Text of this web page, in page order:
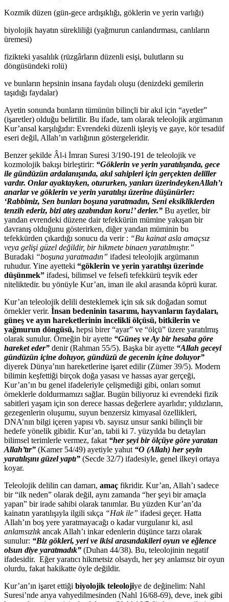
Kozmik düzen (gün-gece ardışıklığı, göklerin ve yerin varlığı)
biyolojik hayatın sürekliliği (yağmurun canlandırması, canlıların
üremesi)
fizikteki yasalılık (rüzgârların düzenli esişi, bulutların su
döngüsündeki rolü)
ve bunların hepsinin insana faydalı oluşu (denizdeki gemilerin
taşıdığı faydalar)
Ayetin sonunda bunların tümünün bilinçli bir akıl için “ayetler”
(işaretler) olduğu belirtilir. Bu ifade, tam olarak teleolojik argümanın
Kur’ansal karşılığıdır: Evrendeki düzenli işleyiş ve gaye, kör tesadüf
eseri değil, Allah’ın varlığının göstergeleridir.
Benzer şekilde Âl-i İmran Suresi 3/190-191 de teleolojik ve
kozmolojik bakışı birleştirir: “Göklerin ve yerin yaratılışında, gece
ile gündüzün ardalanışında, akıl sahipleri için gerçekten deliller
vardır. Onlar ayaktayken, otururken, yanları üzerindeykenAllah’ı
anarlar ve göklerin ve yerin yaratılışı üzerine düşünürler:
‘Rabbimiz, Sen bunları boşuna yaratmadın, Seni eksikliklerden
tenzih ederiz, bizi ateş azabından koru!’ derler.” Bu ayetler, bir
yandan evrendeki düzene dair tefekkürün mümine yakışan bir
davranış olduğunu gösterirken, diğer yandan müminin bu
tefekkürden çıkardığı sonucu da verir : “Bu kainat asla amaçsız
veya gelişi güzel değildir, bir hikmete binaen yaratılmıştır.”
Buradaki “boşuna yaratmadın” ifadesi teleolojik argümanın
ruhudur. Yine ayetteki “göklerin ve yerin yaratılışı üzerinde
düşünmek” ifadesi, bilimsel ve felsefi tefekkürü teşvik eder
niteliktedir. bu yönüyle Kur’an, iman ile akıl arasında köprü kurar.
Kur’an teleolojik delili desteklemek için sık sık doğadan somut
örnekler verir. İnsan bedeninin tasarımı, hayvanların faydaları,
güneş ve ayın hareketlerinin incelikli ölçüsü, bitkilerin ve
yağmurun döngüsü, hepsi birer “ayar” ve “ölçü” üzere yaratılmış
olarak sunulur. Örneğin bir ayette “Güneş ve Ay bir hesaba göre
hareket eder” denir (Rahman 55/5). Başka bir ayette “Allah geceyi
gündüzün içine doluyor, gündüzü de gecenin içine doluyor”
diyerek Dünya’nın hareketlerine işaret edilir (Zümer 39/5). Modern
bilimin keşfettiği birçok doğa yasası ve hassas ayar gerçeği,
Kur’an’ın bu genel ifadeleriyle çelişmediği gibi, onları somut
örneklerle doldurmamızı sağlar. Bugün biliyoruz ki evrendeki fizik
sabitleri yaşam için son derece hassas değerlere ayarlıdır; yıldızların,
gezegenlerin oluşumu, suyun benzersiz kimyasal özellikleri,
DNA’nın bilgi içeren yapısı vb. sayısız unsur sanki bilinçli bir
hedefe yönelik gibidir. Kur’an, tabii ki 7. yüzyılda bu detayları
bilimsel terimlerle vermez, fakat “her şeyi bir ölçüye göre yaratan
Allah’tır” (Kamer 54/49) ayetiyle yahut “O (Allah) her şeyin
yaratılışını güzel yaptı” (Secde 32/7) ifadesiyle, genel ilkeyi ortaya
koyar.
Teleolojik delilin can damarı, amaç fikridir. Kur’an, Allah’ı sadece
bir “ilk neden” olarak değil, aynı zamanda “her şeyi bir amaçla
yapan” bir irade sahibi olarak tanımlar. Bu yüzden Kur’an’da
kainatın yaratılışıyla ilgili sıkça “Hak ile” ifadesi geçer. Hatta
Allah’ın boş yere yaratmayacağı o kadar vurgulanır ki, asıl
anlamsızlıkancak Allah’ı inkar edenlerin düşünce tarzı olarak
sunulur: “Biz gökleri, yeri ve ikisi arasındakileri oyun ve eğlence
olsun diye yaratmadık” (Duhan 44/38). Bu, teleolojinin negatif
ifadesidir. Eğer yaratıcı hikmetsiz olsaydı, her şey anlamsız bir oyun
olurdu, fakat hakikatte öyle değildir.
Kur’an’ın işaret ettiği biyolojik teleolojiye de değinelim: Nahl
Suresi’nde arıya vahyedilmesinden (Nahl 16/68-69), deve, inek gibi